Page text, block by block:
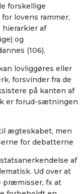
forskellige
lovens rammer,
hierarkier af
og
(106).
lovliggøres eller
forsvinder fra de
på kanten af
er forud-sætningen
ægteskabet, men
for debatterne
af
Ud over at
præmisser, fx at